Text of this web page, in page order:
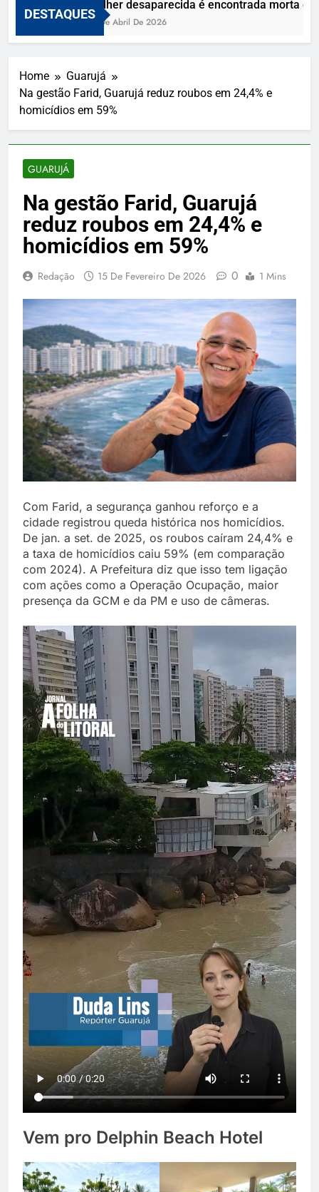
DESTAQUES
Mulher desaparecida é encontrada morta e
10 De Abril De 2026
Home
Guarujá
Na gestão Farid, Guarujá reduz roubos em 24,4% e
homicídios em 59%
GUARUJÁ
Na gestão Farid, Guarujá
reduz roubos em 24,4% e
homicídios em 59%
Redação 15 De Fevereiro De 2026 0 1 Mins
Com Farid, a segurança ganhou reforço e a
cidade registrou queda histórica nos homicídios.
De jan. a set. de 2025, os roubos caíram 24,4% e
a taxa de homicídios caiu 59% (em comparação
com 2024). A Prefeitura diz que isso tem ligação
com ações como a Operação Ocupação, maior
presença da GCM e da PM e uso de câmeras.
Vem pro Delphin Beach Hotel